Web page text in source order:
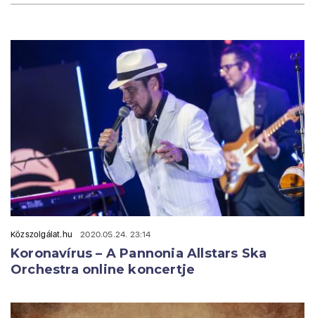
Közszolgálat.hu 2020.05.24. 23:14
Koronavírus – A Pannonia Allstars Ska
Orchestra online koncertje